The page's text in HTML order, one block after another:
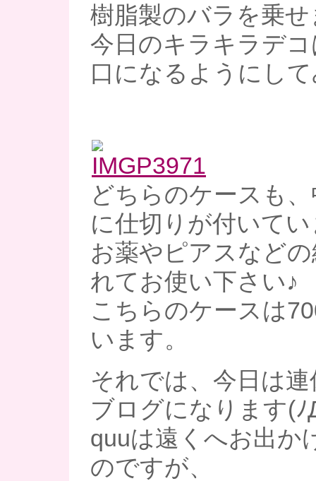
樹脂製のバラを乗
今日のキラキラデ
口になるようにし
どちらのケースも
に仕切りが付いて
お薬やピアスなど
れてお使い下さい♪
こちらのケースは
います。
それでは、今日は
ブログになります(ﾉ
quuは遠くへお出か
のですが、